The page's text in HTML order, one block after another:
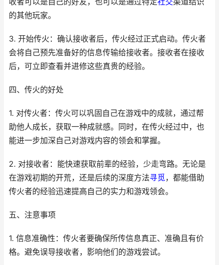
的其他玩家。
3. 开始传火：确认接收者后，传火经过正式启动。传火者
会将自己预先准备好的信息传输给接收者。接收者在接收
后，可立即查看并进修这些真贵的经验。
四、传火的好处
1. 对传火者：传火可以巩固自己在游戏中的成就，通过帮
助他人成长，获取一种成就感。同时，在传火经过中，也
能进一步加深自己对游戏内容的领会和掌握。
2. 对接收者：能快速获取前辈的经验，少走弯路。无论是
在游戏初期的开荒，还是后续的深度方法寻觅，都能借助
传火者的经验迅速提高自己的实力和游戏领会。
五、注意事项
1. 信息准确性：传火者要确保所传信息真正、准确且有价
格。避免误导接收者，影响他们的游戏尝试。